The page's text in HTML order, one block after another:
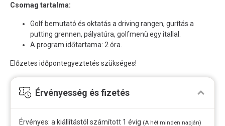
Csomag tartalma:
Golf bemutató és oktatás a driving rangen, gurítás a
putting grennen, pályatúra, golfmenü egy itallal.
A program időtartama: 2 óra.
Előzetes időpontegyeztetés szükséges!
Érvényesség és fizetés
Érvényes: a kiállítástól számított 1 évig (A hét minden napján)